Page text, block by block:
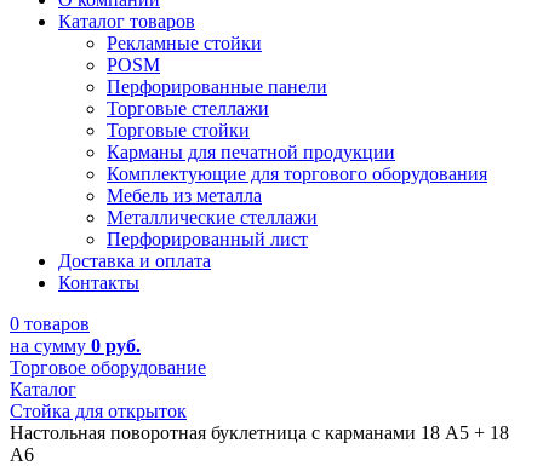
Каталог товаров
Рекламные стойки
POSM
Перфорированные панели
Торговые стеллажи
Торговые стойки
Карманы для печатной продукции
Комплектующие для торгового оборудования
Мебель из металла
Металлические стеллажи
Перфорированный лист
Доставка и оплата
Контакты
0 товаров
на сумму 0 руб.
Торговое оборудование
Каталог
Cтойка для открыток
Настольная поворотная буклетница с карманами 18 А5 + 18
А6